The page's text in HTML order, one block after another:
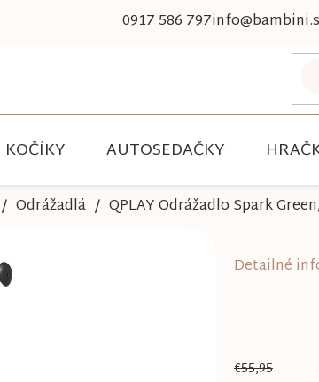
0917 586 797
KOČÍKY AUTOSEDAČKY
Odrážadlá QPLAY Odrážadlo Spark
€55,95
Detailné